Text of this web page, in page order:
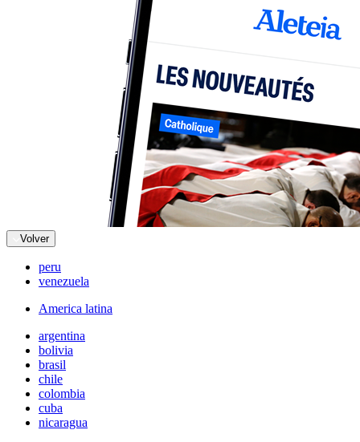
Volver
peru
venezuela
America latina
argentina
bolivia
brasil
chile
colombia
cuba
nicaragua